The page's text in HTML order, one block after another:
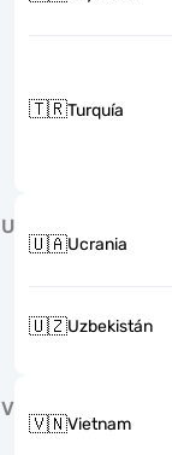
🇹🇷Turquía
U
🇺🇦Ucrania
🇺🇿Uzbekistán
V
🇻🇳Vietnam